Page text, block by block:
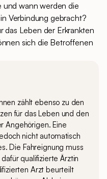
und wann werden die
Verbindung gebracht?
das Leben der Erkrankten
sich die Betroffenen
zählt ebenso zu den
für das Leben und den
Angehörigen. Eine
nicht automatisch
Die Fahreignung muss
qualifizierte Ärztin
Arzt beurteilt